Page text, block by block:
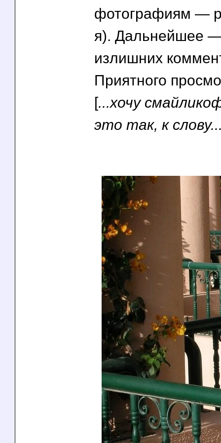
фотографиям —
я). Дальнейшее
излишних
Приятного
[...хочу
это так, к